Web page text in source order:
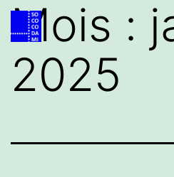
Aller
au
contenu
Accueil
Mois :
2025